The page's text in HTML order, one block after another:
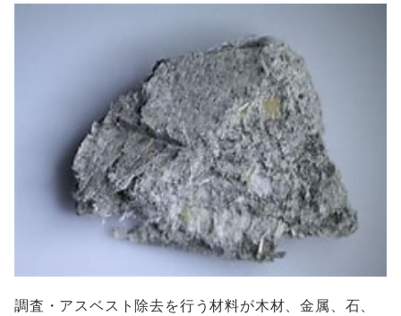
調査・アスベスト除去を行う材料が木材、金属、石、